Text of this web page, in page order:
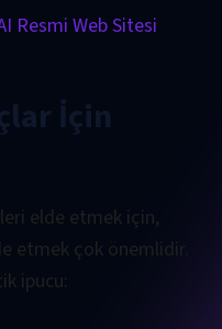
Resmi Web Sitesi
İçin
elde etmek için,
etmek çok önemlidir.
ipucu: